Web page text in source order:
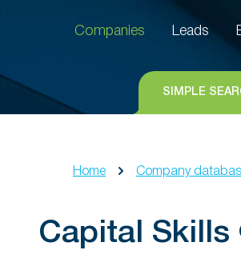
Companies
Leads
SIMPLE
Home Company
Capital Skills